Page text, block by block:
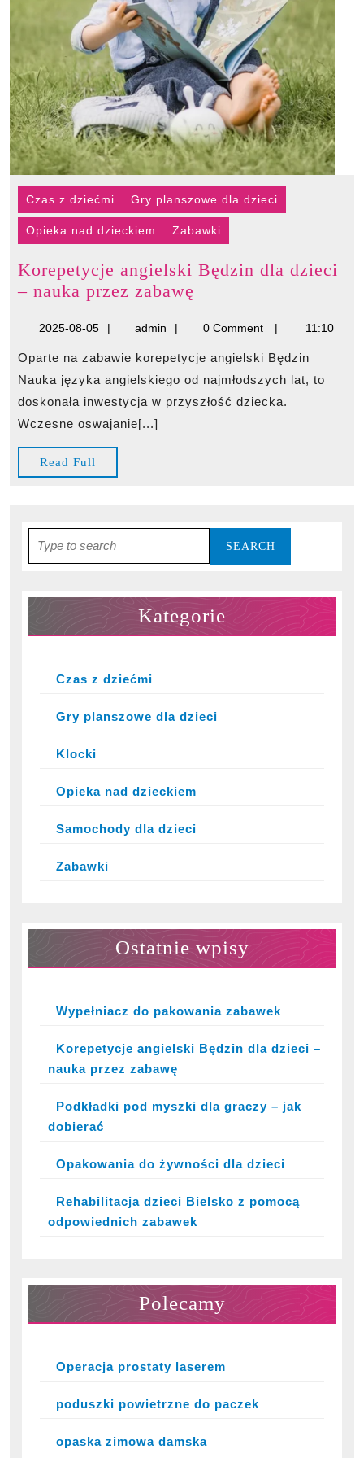
Czas z dziećmi Gry planszowe dla dzieci
Opieka nad dzieckiem Zabawki
Korepetycje angielski Będzin dla dzieci
– nauka przez zabawę
Będzin
dla
dzieci
–
2025-08-052025-
05
admin admin 0 Comment 11:10
Oparte na zabawie korepetycje angielski Będzin
Nauka języka angielskiego od najmłodszych lat, to
doskonała inwestycja w przyszłość dziecka.
Wczesne oswajanie[...]
Read Full
Full
for:
Kategorie
Czas z dziećmi
Gry planszowe dla dzieci
Klocki
Opieka nad dzieckiem
Samochody dla dzieci
Zabawki
Ostatnie wpisy
Wypełniacz do pakowania zabawek
Korepetycje angielski Będzin dla dzieci –
nauka przez zabawę
Podkładki pod myszki dla graczy – jak
dobierać
Opakowania do żywności dla dzieci
Rehabilitacja dzieci Bielsko z pomocą
odpowiednich zabawek
Polecamy
Operacja prostaty laserem
poduszki powietrzne do paczek
opaska zimowa damska